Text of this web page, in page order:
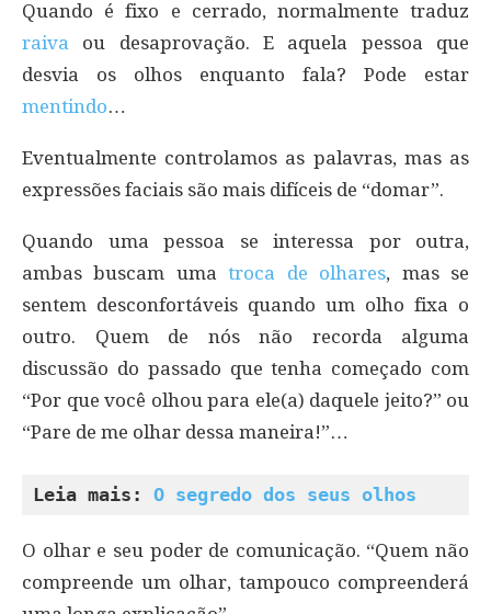
Quando é fixo e cerrado, normalmente traduz
raiva ou desaprovação. E aquela pessoa que
desvia os olhos enquanto fala? Pode estar
mentindo…
Eventualmente controlamos as palavras, mas as
expressões faciais são mais difíceis de “domar”.
Quando uma pessoa se interessa por outra,
ambas buscam umatroca de olhares, mas se
sentem desconfortáveis quando um olho fixa o
outro. Quem de nós não recorda alguma
discussão do passado que tenha começado com
“Por que você olhou para ele(a) daquele jeito?” ou
“Pare de me olhar dessa maneira!”…
Leia mais: O segredo dos seus olhos
O olhar e seu poder de comunicação. “Quem não
compreende um olhar, tampouco compreenderá